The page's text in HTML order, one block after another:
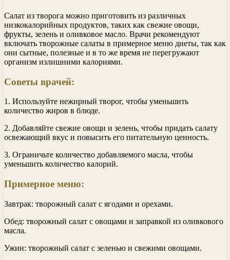
Салат из творога можно приготовить из различных
низкокалорийных продуктов, таких как свежие овощи,
фрукты, зелень и оливковое масло. Врачи рекомендуют
включать творожные салаты в примерное меню диеты, так как
они сытные, полезные и в то же время не перегружают
организм излишними калориями.
Советы врачей:
1. Используйте нежирный творог, чтобы уменьшить
количество жиров в блюде.
2. Добавляйте свежие овощи и зелень, чтобы придать салату
освежающий вкус и повысить его питательную ценность.
3. Ограничьте количество добавляемого масла, чтобы
уменьшить количество калорий.
Примерное меню:
Завтрак: творожный салат с ягодами и орехами.
Обед: творожный салат с овощами и заправкой из оливкового
масла.
Ужин: творожный салат с зеленью и свежими овощами.